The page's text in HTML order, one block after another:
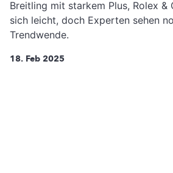
Breitling mit starkem Plus, Rolex &
sich leicht, doch Experten sehen
Trendwende.
18. Feb 2025